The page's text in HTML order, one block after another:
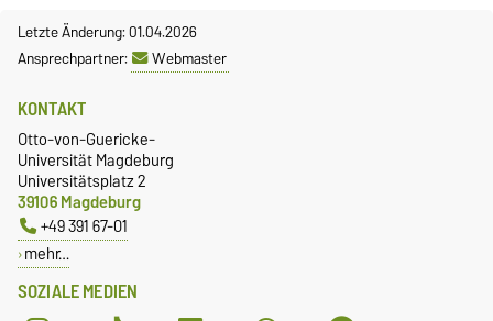
Letzte Änderung: 01.04.2026
Ansprechpartner:
Webmaster
SOZIALE MEDIEN
KONTAKT
Otto-von-Guericke-
Universität Magdeburg
Universitätsplatz 2
39106 Magdeburg
+49 391 67-01
mehr…